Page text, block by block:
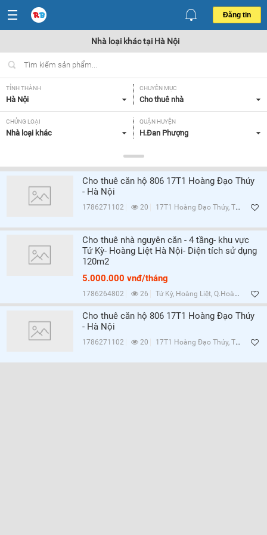
Đăng tin
Nhà loại khác tại Hà Nội
TỈNH THÀNH
Hà Nội
CHUYÊN MỤC
Cho thuê nhà
CHỦNG LOẠI
Nhà loại khác
QUẬN HUYỆN
H.Đan Phượng
Tất cả
TIỆN ÍCH
Tất cả
Cho thuê căn hộ 806 17T1 Hoàng Đạo Thúy
- Hà Nội
1786271102 20 17T1 Hoàng Đạo Thúy, Trung Hòa, Q.Cầu Giấy, Hà Nội
Cho thuê nhà nguyên căn - 4 tầng- khu vực
Tứ Kỳ- Hoàng Liệt Hà Nội- Diện tích sử dụng
120m2
5.000.000 vnđ/tháng
1786264802 26 Tứ Kỳ, Hoàng Liệt, Q.Hoàng Mai, Hà Nội
Cho thuê căn hộ 806 17T1 Hoàng Đạo Thúy
- Hà Nội
1786271102 20 17T1 Hoàng Đạo Thúy, Trung Hòa, Q.Cầu Giấy, Hà Nội